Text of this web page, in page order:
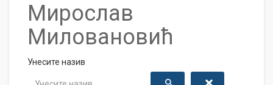
Мирослав
Миловановић
Унесите назив